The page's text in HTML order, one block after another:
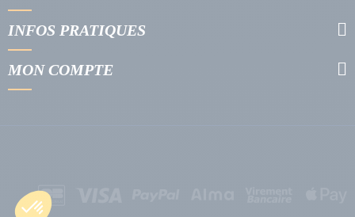
INFOS PRATIQUES
MON COMPTE